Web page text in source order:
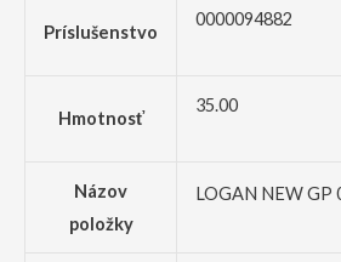
Príslušenstvo
0000094882
Hmotnosť
35.00
Názov
položky
LOGAN NEW GP